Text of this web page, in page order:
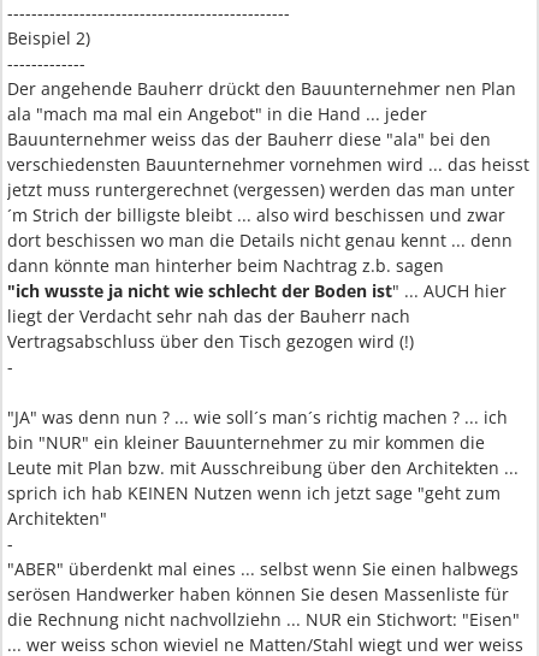
-----------------------------------------------
Beispiel 2)
-------------
Der angehende Bauherr drückt den Bauunternehmer nen Plan
ala "mach ma mal ein Angebot" in die Hand ... jeder
Bauunternehmer weiss das der Bauherr diese "ala" bei den
verschiedensten Bauunternehmer vornehmen wird ... das heisst
jetzt muss runtergerechnet (vergessen) werden das man unter
´m Strich der billigste bleibt ... also wird beschissen und zwar
dort beschissen wo man die Details nicht genau kennt ... denn
dann könnte man hinterher beim Nachtrag z.b. sagen
"ich wusste ja nicht wie schlecht der Boden ist" ... AUCH hier
liegt der Verdacht sehr nah das der Bauherr nach
Vertragsabschluss über den Tisch gezogen wird (!)
-
"JA" was denn nun ? ... wie soll´s man´s richtig machen ? ... ich
bin "NUR" ein kleiner Bauunternehmer zu mir kommen die
Leute mit Plan bzw. mit Ausschreibung über den Architekten ...
sprich ich hab KEINEN Nutzen wenn ich jetzt sage "geht zum
Architekten"
-
"ABER" überdenkt mal eines ... selbst wenn Sie einen halbwegs
serösen Handwerker haben können Sie desen Massenliste für
die Rechnung nicht nachvollziehn ... NUR ein Stichwort: "Eisen"
... wer weiss schon wieviel ne Matten/Stahl wiegt und wer weiss